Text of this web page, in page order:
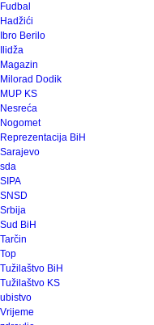
Fudbal
Hadžići
Ibro Berilo
Ilidža
Magazin
Milorad Dodik
MUP KS
Nesreća
Nogomet
Reprezentacija BiH
Sarajevo
sda
SIPA
SNSD
Srbija
Sud BiH
Tarčin
Top
Tužilaštvo BiH
Tužilaštvo KS
ubistvo
Vrijeme